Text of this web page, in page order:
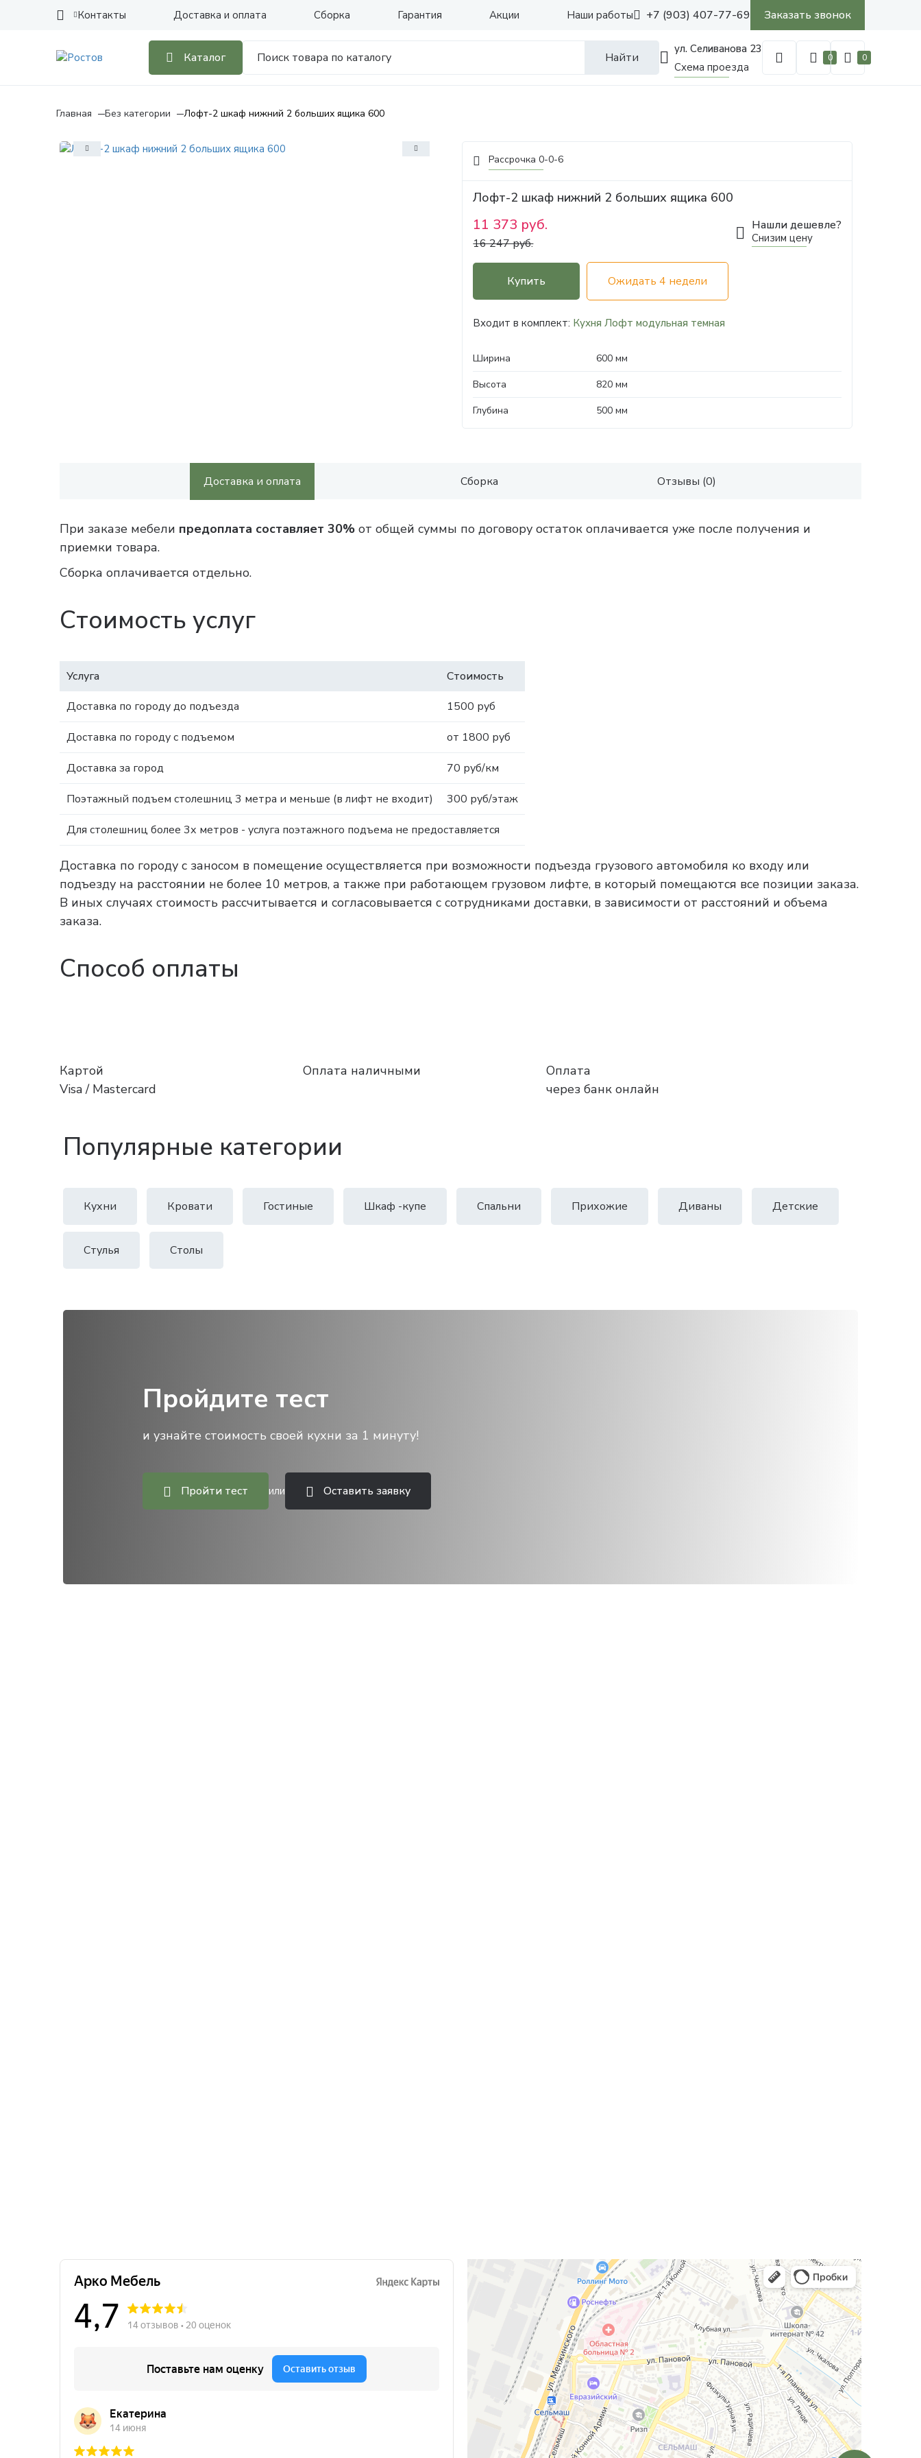
Контакты Доставка и оплата Сборка Гарантия Наши работы
Акции +7 (903) 407-77-69 Заказать звонок
Каталог Найти
ул. Селиванова 23
Схема проезда
0 0
Главная Без категории Лофт-2 шкаф нижний 2 больших ящика 600
Рассрочка 0-0-6
Лофт-2 шкаф нижний 2 больших ящика 600
11 373 руб.
16 247 руб.
Нашли дешевле?
Снизим цену
Купить Ожидать 4 недели
Входит в комплект: Кухня Лофт модульная темная
Ширина
600 мм
Высота
820 мм
Глубина
500 мм
Доставка и оплата Сборка Отзывы (0)
При заказе мебели предоплата составляет 30% от общей суммы по договору остаток оплачивается уже после получения и
приемки товара.
Сборка оплачивается отдельно.
Стоимость услуг
Услуга
Стоимость
Доставка по городу до подъезда
1500 руб
Доставка по городу с подъемом от 1800 руб
Доставка за город 70 руб/км
Поэтажный подъем столешниц 3 метра и меньше (в лифт не входит) 300 руб/этаж
Для столешниц более 3х метров - услуга поэтажного подъема не предоставляется
Доставка по городу с заносом в помещение осуществляется при возможности подъезда грузового автомобиля ко входу или
подъезду на расстоянии не более 10 метров, а также при работающем грузовом лифте, в который помещаются все позиции заказа.
В иных случаях стоимость рассчитывается и согласовывается с сотрудниками доставки, в зависимости от расстояний и объема
заказа.
Способ оплаты
Картой
Visa / Mastercard
Оплата наличными
Оплата
через банк онлайн
Популярные категории
Кухни Кровати Гостиные Шкаф -купе Спальни Прихожие Диваны Детские
Стулья Столы
Пройдите тест
и узнайте стоимость своей кухни за 1 минуту!
Пройти тест или Оставить заявку